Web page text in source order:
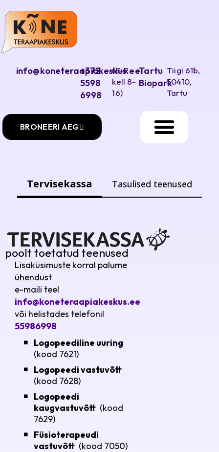
info@koneteraapiakeskus.ee
+372
5598
6998
(E-R
kell 8-
16)
Tartu
Biopark
Tiigi 61b,
50410,
Tartu
BRONEERI AEG
Tervisekassa Tasulised teenused
poolt toetatud teenused
Lisaküsimuste korral palume
ühendust
e-maili teel
info@koneteraapiakeskus.ee
või helistades telefonil
55986998
Logopeediline uuring
(kood 7621)
Logopeedi vastuvõtt
(kood 7628)
Logopeedi
kaugvastuvõtt (kood
7629)
Füsioterapeudi
vastuvõtt (kood 7050)